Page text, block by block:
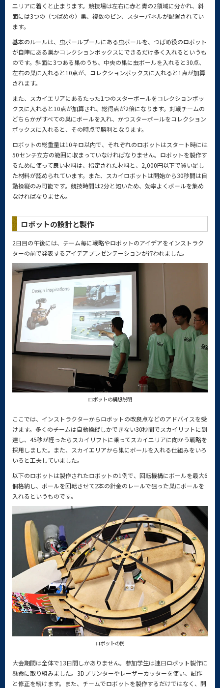
エリアに着くと止まります。競技場は左右に赤と青の2領域に分かれ、斜
面には3つの（つばめの）巣、複数のピン、スターパネルが配置されてい
ます。
基本のルールは、虫ボールプールにある虫ボールを、つばめ役のロボット
が自陣にある巣かコレクションボックスにできるだけ多く入れるというも
のです。斜面に3つある巣のうち、中央の巣に虫ボールを入れると30点、
左右の巣に入れると10点が、コレクションボックスに入れると1点が加算
されます。
また、スカイエリアにあるたった1つのスターボールをコレクションボッ
クスに入れると10点が加算され、総得点が2倍になります。対戦チームの
どちらかがすべての巣にボールを入れ、かつスターボールをコレクション
ボックスに入れると、その時点で勝利となります。
ロボットの総重量は10キロ以内で、それぞれのロボットはスタート時には
50センチ立方の範囲に収まっていなければなりません。ロボットを製作す
るために使って良い材料は、指定された材料と、2,000円以下で買い足し
た材料が認められています。また、スカイロボットは開始から30秒間は自
動操縦のみ可能です。競技時間は2分と短いため、効率よくボールを集め
なければなりません。
ロボットの設計と製作
2日目の午後には、チーム毎に戦略やロボットのアイデアをインストラク
ターの前で発表するアイデアプレゼンテーションが行われました。
ロボットの構想説明
ここでは、インストラクターからロボットの改良点などのアドバイスを受
けます。多くのチームは自動操縦しかできない30秒間でスカイリフトに到
達し、45秒が経ったらスカイリフトに乗ってスカイエリアに向かう戦略を
採用しました。また、スカイエリアから巣にボールを入れる仕組みをいろ
いろと工夫していました。
以下のロボットは製作されたロボットの1例で、回転機構にボールを最大6
個格納し、ボールを回転させて2本の針金のレールで狙った巣にボールを
入れるというものです。
ロボットの例
大会期間は全体で13日間しかありません。参加学生は連日ロボット製作に
懸命に取り組みました。3Dプリンターやレーザーカッターを使い、試作
と修正を続けます。また、チームでロボットを製作するだけではなく、開